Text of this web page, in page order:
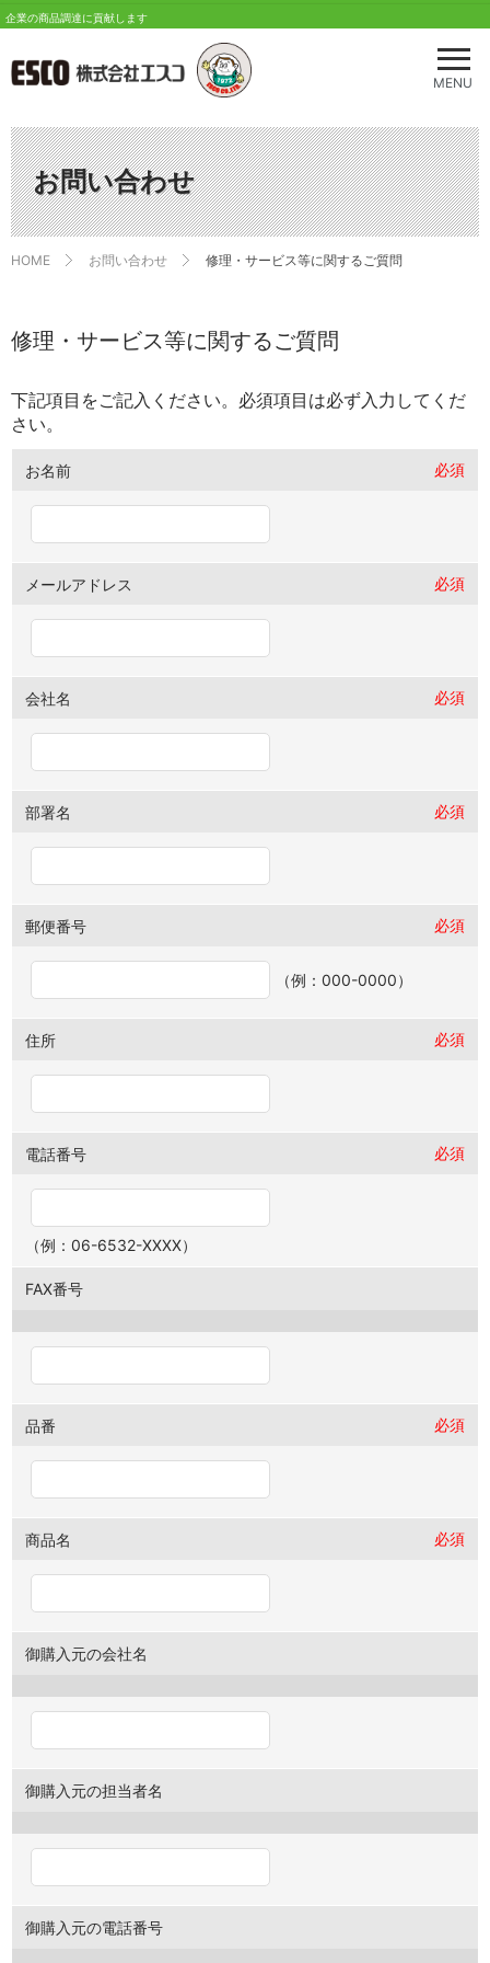
メ
ニ
を
開
く
MENU
企業の商品調達に貢献します
お問い合わせ
HOME お問い合わせ 修理・サービス等に関するご質問
修理・サービス等に関するご質問
下記項目をご記入ください。必須項目は必ず入力してくだ
さい。
お名前 必須
メールアドレス 必須
会社名 必須
部署名 必須
郵便番号 必須
（例：000-0000）
住所 必須
電話番号 必須
（例：06-6532-XXXX）
FAX番号
品番 必須
商品名 必須
御購入元の会社名
御購入元の担当者名
御購入元の電話番号